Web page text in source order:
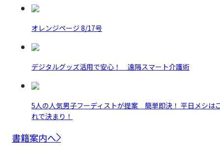
オレンジページ 8/17号
デジタルグッズ活用で安心！ 遠隔スマート介護術
5人の人気男子フーディストが提案 簡単即決！ 平日メシは
れで決まり！
書籍案内へ